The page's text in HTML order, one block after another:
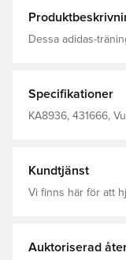
Dessa adidas-
under övningar och
energisnacks i
spelet utan avbrott. Normal passform Elastisk midja med
Specifikationer
KA8936, 431666,
Kundtjänst
Vi finns här för att
Auktoriserad